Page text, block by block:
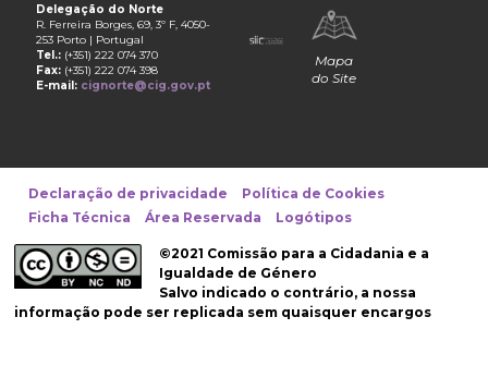
Delegação do Norte
R. Ferreira Borges, 69, 3º F, 4050-
253 Porto | Portugal
Tel.: (+351) 222 074 370
Fax: (+351) 222 074 398
E-mail: cignorte@cig.gov.pt
Mapa
do Site
Declaração de privacidade
Política de Cookies
Ficha Técnica
Área Reservada Logótipos
©2021 Comissão para a Cidadania e a
Igualdade de Género
Salvo indicado o contrário, a nossa
informação pode ser replicada sem quaisquer encargos